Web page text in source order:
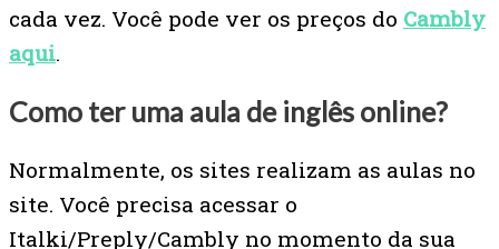
cada vez. Você pode ver os preços do Cambly
aqui.
Como ter uma aula de inglês online?
Normalmente, os sites realizam as aulas no
site. Você precisa acessar o
Italki/Preply/Cambly no momento da sua